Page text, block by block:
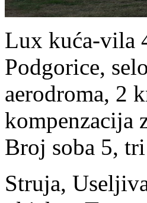
Lux kuća-vila
Podgorice,
aerodroma, 2
kompenzacija
Broj soba 5,
Struja,